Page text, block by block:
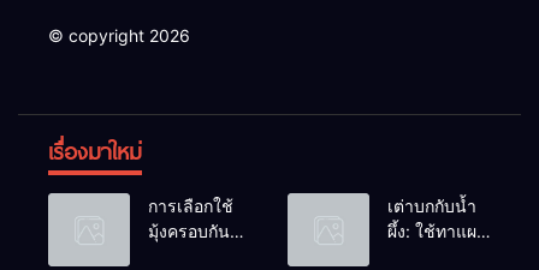
© copyright 2026
เรื่องมาใหม่
การเลือกใช้
มุ้งครอบกัน
เต่าบกกับน้ำ
ผึ้ง: ใช้ทาแผล